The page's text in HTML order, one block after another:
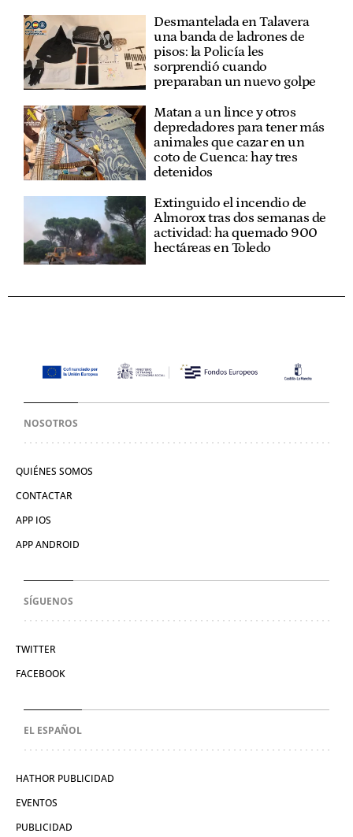
Desmantelada en Talavera
una banda de ladrones de
pisos: la Policía les
sorprendió cuando
preparaban un nuevo golpe
Matan a un lince y otros
depredadores para tener más
animales que cazar en un
coto de Cuenca: hay tres
detenidos
Extinguido el incendio de
Almorox tras dos semanas de
actividad: ha quemado 900
hectáreas en Toledo
NOSOTROS
QUIÉNES SOMOS
CONTACTAR
APP IOS
APP ANDROID
SÍGUENOS
TWITTER
FACEBOOK
EL ESPAÑOL
HATHOR PUBLICIDAD
EVENTOS
PUBLICIDAD